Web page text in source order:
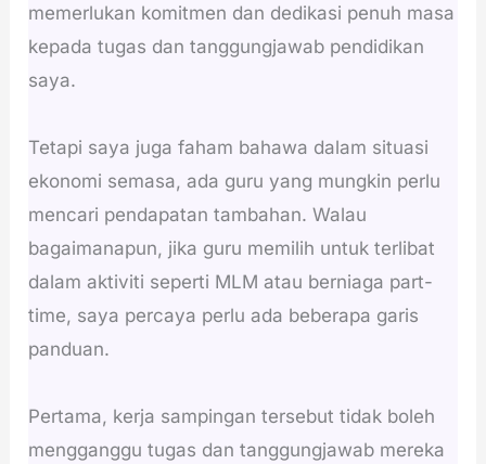
memerlukan komitmen dan dedikasi penuh masa
kepada tugas dan tanggungjawab pendidikan
saya.
Tetapi saya juga faham bahawa dalam situasi
ekonomi semasa, ada guru yang mungkin perlu
mencari pendapatan tambahan. Walau
bagaimanapun, jika guru memilih untuk terlibat
dalam aktiviti seperti MLM atau berniaga part-
time, saya percaya perlu ada beberapa garis
panduan.
Pertama, kerja sampingan tersebut tidak boleh
mengganggu tugas dan tanggungjawab mereka